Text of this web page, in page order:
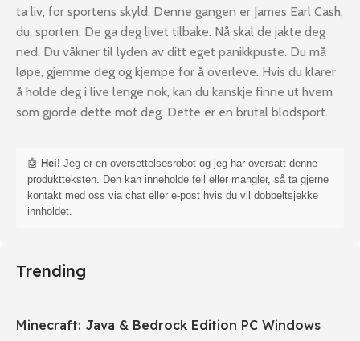
ta liv, for sportens skyld. Denne gangen er James Earl Cash,
du, sporten. De ga deg livet tilbake. Nå skal de jakte deg
ned. Du våkner til lyden av ditt eget panikkpuste. Du må
løpe, gjemme deg og kjempe for å overleve. Hvis du klarer
å holde deg i live lenge nok, kan du kanskje finne ut hvem
som gjorde dette mot deg. Dette er en brutal blodsport.
🤖 Hei! Jeg er en oversettelsesrobot og jeg har oversatt denne
produktteksten. Den kan inneholde feil eller mangler, så ta gjerne
kontakt med oss via chat eller e-post hvis du vil dobbeltsjekke
innholdet.
Trending
Minecraft: Java & Bedrock Edition PC Windows